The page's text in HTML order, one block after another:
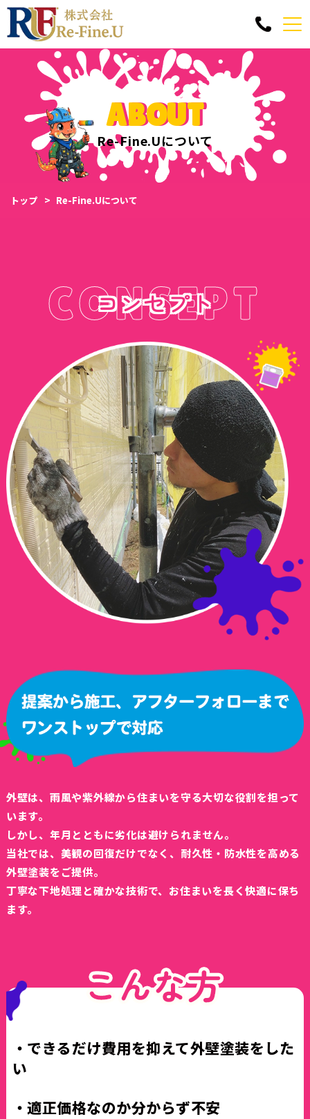
ABOUT
Re-Fine.Uについて
トップ Re-Fine.Uについて
CONSEPT
コンセプト
外壁は、雨風や紫外線から住まいを守る大切な役割を担って
います。
しかし、年月とともに劣化は避けられません。
当社では、美観の回復だけでなく、耐久性・防水性を高める
外壁塗装をご提供。
丁寧な下地処理と確かな技術で、お住まいを長く快適に保ち
ます。
・できるだけ費用を抑えて外壁塗装をした
い
・適正価格なのか分からず不安